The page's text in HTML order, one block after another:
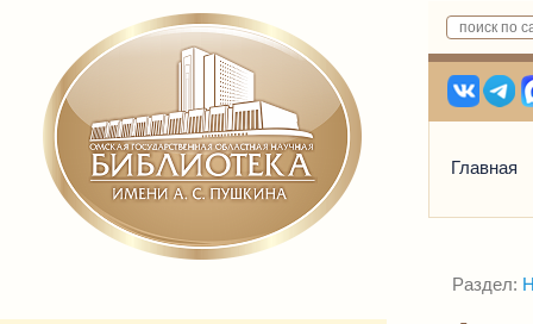
Главная
Раздел: